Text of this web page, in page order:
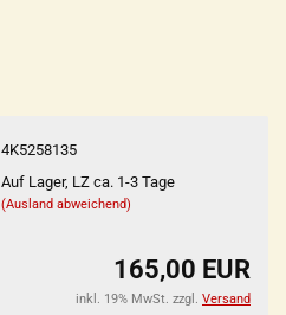
4K5258135
Auf Lager, LZ ca. 1-3 Tage
(Ausland abweichend)
165,00 EUR
inkl. 19% MwSt. zzgl. Versand